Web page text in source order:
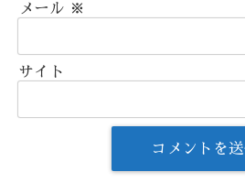
メール ※
サイト